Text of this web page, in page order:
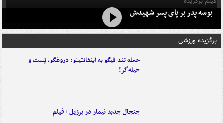
بوسه‌ پدر بر پای پسر شهیدش
برگزیده ورزشی
حمله تند فیگو به اینفانتینو: دروغگو، پَست‌ و
حیله‌گر!
جنجال جدید نیمار در برزیل +فیلم